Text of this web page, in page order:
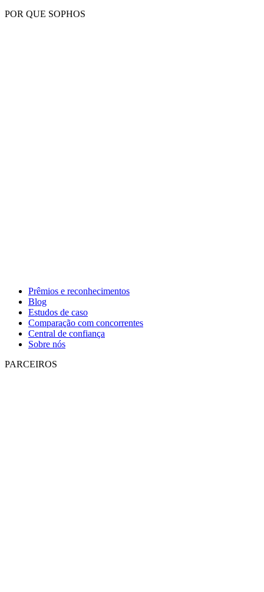
POR QUE SOPHOS
Prêmios e reconhecimentos
Blog
Estudos de caso
Comparação com concorrentes
Central de confiança
Sobre nós
PARCEIROS